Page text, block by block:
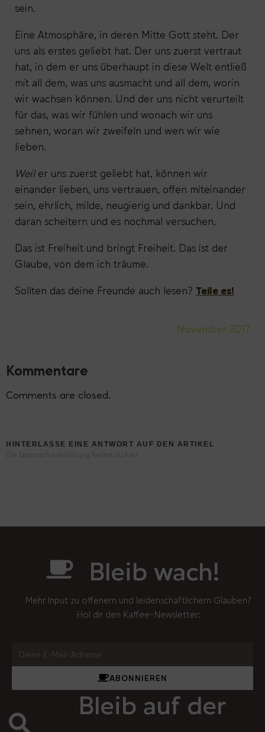
sein.
Eine Atmosphäre, in deren Mitte Gott steht. Der
uns als erstes geliebt hat. Der uns zuerst vertraut
hat, in dem er uns überhaupt in diese Welt entließ
mit all dem, was uns ausmacht und all dem, worin
wir wachsen können. Und der uns nicht verurteilt
für das, was wir fühlen und wonach wir uns
sehnen, woran wir zweifeln und wen wir wie
lieben.
Weiler uns zuerst geliebt hat, können wir
einander lieben, uns vertrauen, offen miteinander
sein, ehrlich, milde, neugierig und dankbar. Und
daran scheitern und es nochmal versuchen.
Das ist Freiheit und bringt Freiheit. Das ist der
Glaube, von dem ich träume.
Sollten das deine Freunde auch lesen? Teile es!
November 2017
Kommentare
Comments are closed.
HINTERLASSE EINE ANTWORT AUF DEN ARTIKEL
Die Datenschutzerklärung findest du hier.
Bleib wach!
Mehr Input zu offenem und leidenschaftlichem Glauben?
Hol dir den Kaffee-Newsletter:
ABONNIEREN
Bleib auf der